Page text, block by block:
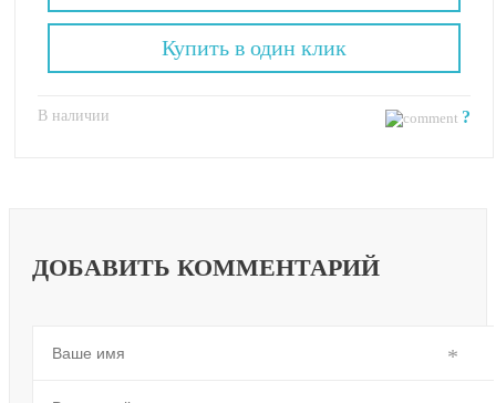
В наличии ?
Купить в один клик
ДОБАВИТЬ КОММЕНТАРИЙ